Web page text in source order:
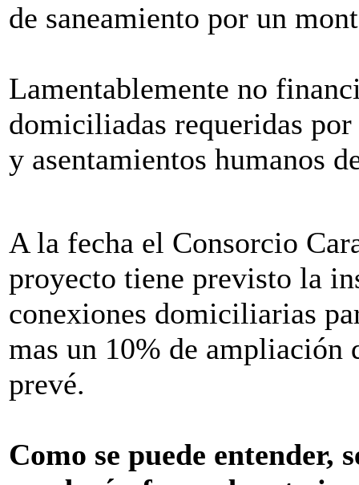
de saneamiento por un
Lamentablemente no
domiciliadas requeridas
y asentamientos humanos
A la fecha el Consorcio
proyecto tiene previsto la
conexiones domiciliarias
mas un 10% de ampliación
prevé.
Como se puede entender,